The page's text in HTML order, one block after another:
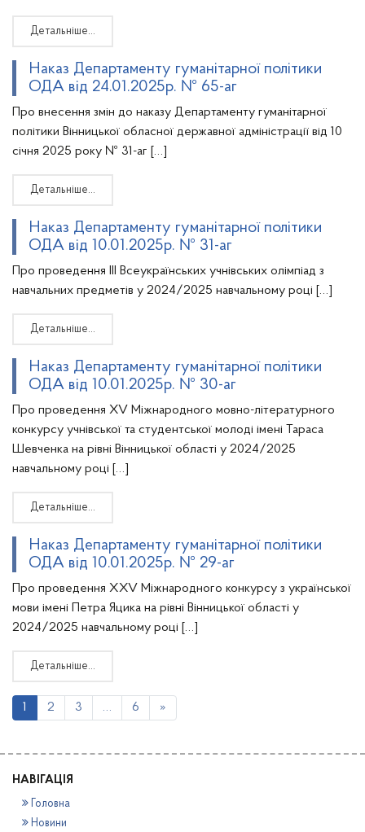
Детальніше…
Наказ Департаменту гуманітарної політики
ОДА від 24.01.2025р. № 65-аг
Про внесення змін до наказу Департаменту гуманітарної
політики Вінницької обласної державної адміністрації від 10
січня 2025 року № 31-аг […]
Детальніше…
Наказ Департаменту гуманітарної політики
ОДА від 10.01.2025р. № 31-аг
Про проведення III Всеукраїнських учнівських олімпіад з
навчальних предметів у 2024/2025 навчальному році […]
Детальніше…
Наказ Департаменту гуманітарної політики
ОДА від 10.01.2025р. № 30-аг
Про проведення XV Міжнародного мовно-літературного
конкурсу учнівської та студентської молоді імені Тараса
Шевченка на рівні Вінницької області у 2024/2025
навчальному році […]
Детальніше…
Наказ Департаменту гуманітарної політики
ОДА від 10.01.2025р. № 29-аг
Про проведення XXV Міжнародного конкурсу з української
мови імені Петра Яцика на рівні Вінницької області у
2024/2025 навчальному році […]
Детальніше…
1 2 3 … 6 »
НАВІГАЦІЯ
Головна
Новини